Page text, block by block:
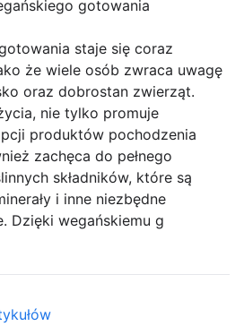
gotowania
staje się coraz
że wiele osób zwraca uwagę
oraz dobrostan zwierząt.
nie tylko promuje
produktów pochodzenia
zachęca do pełnego
składników, które są
i inne niezbędne
Dzięki wegańskiemu g